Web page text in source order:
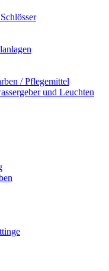
/ Pflegemittel
und Leuchten